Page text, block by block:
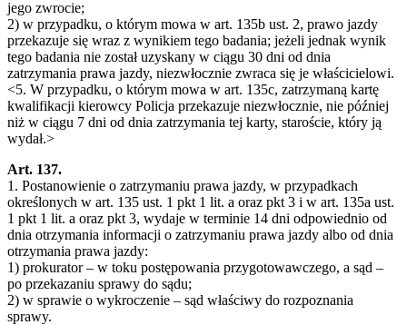
jego zwrocie;
2) w przypadku, o którym mowa w art. 135b ust. 2, prawo jazdy
przekazuje się wraz z wynikiem tego badania; jeżeli jednak wynik
tego badania nie został uzyskany w ciągu 30 dni od dnia
zatrzymania prawa jazdy, niezwłocznie zwraca się je właścicielowi.
<5. W przypadku, o którym mowa w art. 135c, zatrzymaną kartę
kwalifikacji kierowcy Policja przekazuje niezwłocznie, nie później
niż w ciągu 7 dni od dnia zatrzymania tej karty, staroście, który ją
wydał.>
Art. 137.
1. Postanowienie o zatrzymaniu prawa jazdy, w przypadkach
określonych w art. 135 ust. 1 pkt 1 lit. a oraz pkt 3 i w art. 135a ust.
1 pkt 1 lit. a oraz pkt 3, wydaje w terminie 14 dni odpowiednio od
dnia otrzymania informacji o zatrzymaniu prawa jazdy albo od dnia
otrzymania prawa jazdy:
1) prokurator – w toku postępowania przygotowawczego, a sąd –
po przekazaniu sprawy do sądu;
2) w sprawie o wykroczenie – sąd właściwy do rozpoznania
sprawy.